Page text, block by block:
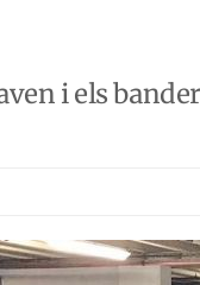
i els